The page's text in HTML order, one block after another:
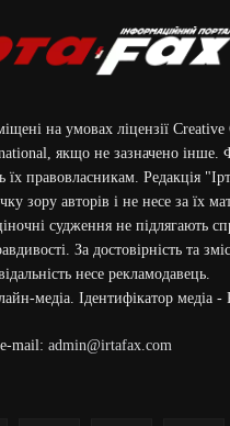
на умовах ліцензії
якщо не зазначено інше.
їх правовласникам. Редакція
зору авторів і не несе за їх
судження не підлягають
За достовірність та
несе рекламодавець.
медіа. Ідентифікатор медіа -
e-mail: admin@irtafax.com